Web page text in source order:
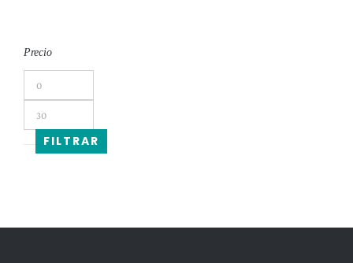
Precio
FILTRAR